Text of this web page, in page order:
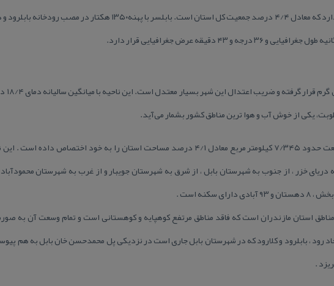
شهرستان بابلسر با وسعت حدود ۷/۳۴۵ كیلومتر مربع معادل ۴/۱ درصد مساحت استان را به
دریای خزر ، از جنوب به شهرستان بابل ، از شرق به شهرستان جویبار و از غرب به شهرستان
استان مازندران است كه فاقد مناطق مرتفع كوهپایه و كوهستانی است و تمام وسعت آن به
رود ، بابلرود و كلارود كه در شهرستان بابل جاری است در نزدیكی پل محمدحسن خان بابل به هم
.